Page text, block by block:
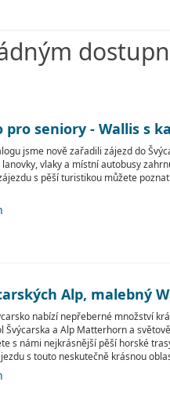
pro seniory - Wallis s
jsme nově zařadili zájezd do
vlaky a místní autobusy
s pěší turistikou můžete
Alp, malebný
nabízí nepřeberné množství
Švýcarska a Alp Matterhorn a
s námi nejkrásnější pěší horské
s touto neskutečně krásnou